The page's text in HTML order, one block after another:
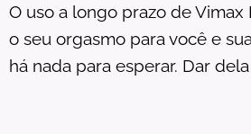
O uso a longo prazo de Vimax
o seu orgasmo para você e
há nada para esperar. Dar